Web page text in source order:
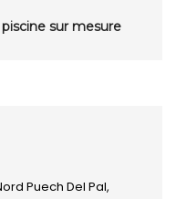
sur mesure
Puech Del Pal,